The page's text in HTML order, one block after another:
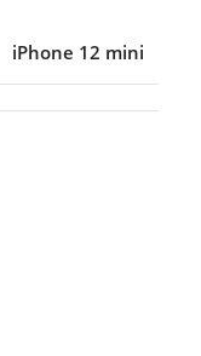
iPhone 12 mini